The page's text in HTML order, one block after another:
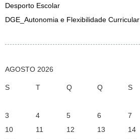
Desporto Escolar
DGE_Autonomia e Flexibilidade Curricular
AGOSTO 2026
S T Q Q S
3
4 5 6 7
10
11 12 13 14